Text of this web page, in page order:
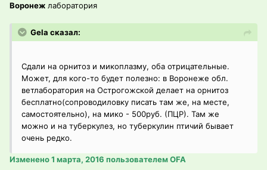
Воронеж лаборатория
Gela сказал:
Сдали на орнитоз и микоплазму, оба отрицательные.
Может, для кого-то будет полезно: в Воронеже обл.
ветлаборатория на Острогожской делает на орнитоз
бесплатно(сопроводиловку писать там же, на месте,
самостоятельно), на мико - 500руб. (ПЦР). Там же
можно и на туберкулез, но туберкулин птичий бывает
очень редко.
Изменено1 марта, 2016 пользователем OFA